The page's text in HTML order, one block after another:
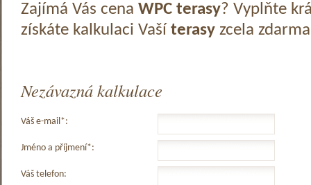
Zajímá Vás cena WPC terasy? Vyplňte
získáte kalkulaci Vaší terasyzcela
Nezávazná kalkulace
Váš e-mail*:
Jméno a příjmení*:
Váš telefon: